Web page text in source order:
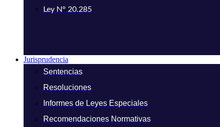
Ley N° 20.285
Jurisprudencia
Sentencias
Resoluciones
Informes de Leyes Especiales
Recomendaciones Normativas